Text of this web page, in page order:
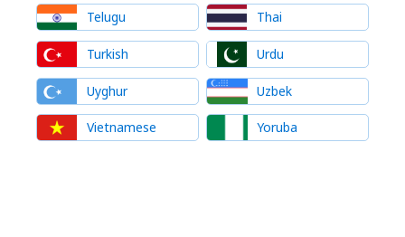
Telugu Thai
Turkish Urdu
Uyghur Uzbek
Vietnamese Yoruba